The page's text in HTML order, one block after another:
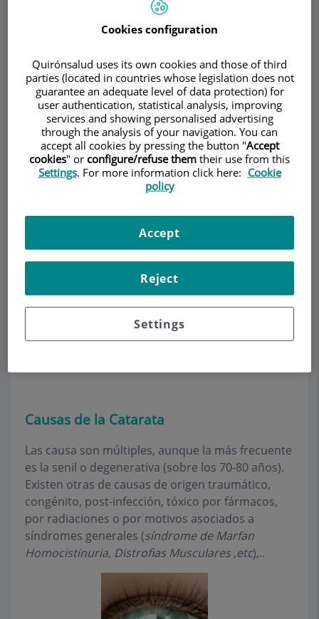
DescripciónServiciosEquipo ContactoDatos de interés
Horario
Cataratas
¿Qué son las Cataratas?
de lenteja que es la encargada de enfocar la
imagen en la retina. Esta lente se llama cristalino
porque es transparente como el agua cristalina.
Cualquier opacidad en su interior se llama
catarata, debido a que antiguamente se creía que
Causas de la Catarata
Las causa son múltiples, aunque la más frecuente
es la senil o degenerativa (sobre los 70-80 años).
Existen otras de causas de origen traumático,
congénito, post-infección, tóxico por fármacos,
por radiaciones o por motivos asociados a
síndromes generales (síndrome de Marfan
Homocistinuria, Distrofias Musculares ,etc),..
Cookies configuration
Quirónsalud uses its own cookies and those of third
parties (located in countries whose legislation does not
guarantee an adequate level of data protection) for
user authentication, statistical analysis, improving
services and showing personalised advertising
through the analysis of your navigation. You can
accept all cookies by pressing the button "Accept
cookies" or configure/refuse them their use from this
Settings. For more information click here: Cookie
policy
Settings
Reject
Accept